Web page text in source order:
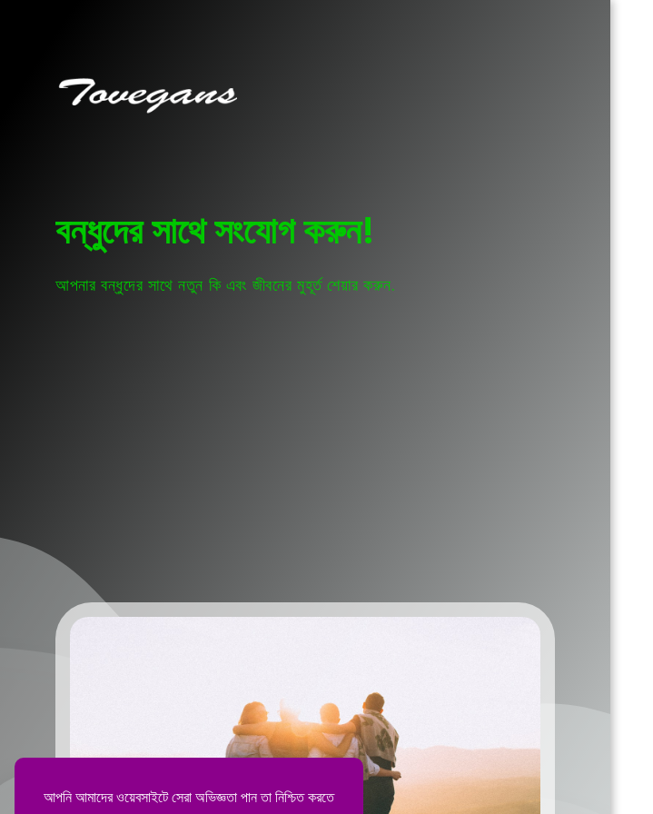
আপনি আমাদের ওয়েবসাইটে সেরা অভিজ্ঞতা পান তা নিশ্চিত করতে
বন্ধুদের সাথে সংযোগ করুন!
আপনার বন্ধুদের সাথে নতুন কি এবং জীবনের মুহূর্ত শেয়ার করুন.